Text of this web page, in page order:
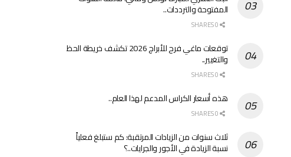
المفتوحة والترددات..
توقعات ماغي فرح للأبراج 2026 تكشف خريطة الحظ
والتغيير..
هذه أسعار الكراس المدعم لهذا العام..
ثلاث سنوات من الزيادات المرتقبة: كم ستبلغ فعلياً
نسبة الزيادة في الأجور والجرايات..؟